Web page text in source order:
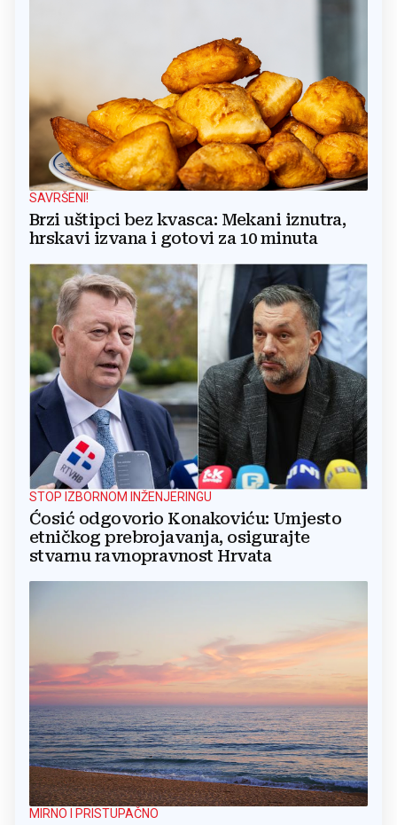
SAVRŠENI!
Brzi uštipci bez kvasca: Mekani iznutra,
hrskavi izvana i gotovi za 10 minuta
STOP IZBORNOM INŽENJERINGU
Ćosić odgovorio Konakoviću: Umjesto
etničkog prebrojavanja, osigurajte
stvarnu ravnopravnost Hrvata
MIRNO I PRISTUPAČNO